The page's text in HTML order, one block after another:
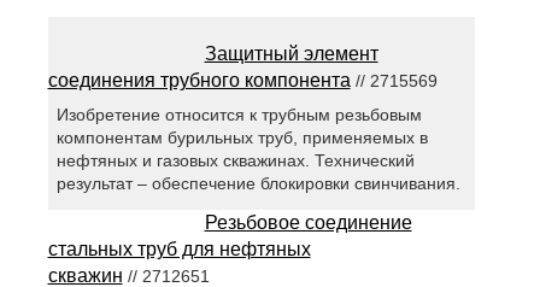
Защитный элемент
соединения трубного компонента// 2715569
Изобретение относится к трубным резьбовым
компонентам бурильных труб, применяемых в
нефтяных и газовых скважинах. Технический
результат – обеспечение блокировки свинчивания.
Резьбовое соединение
стальных труб для нефтяных
скважин // 2712651